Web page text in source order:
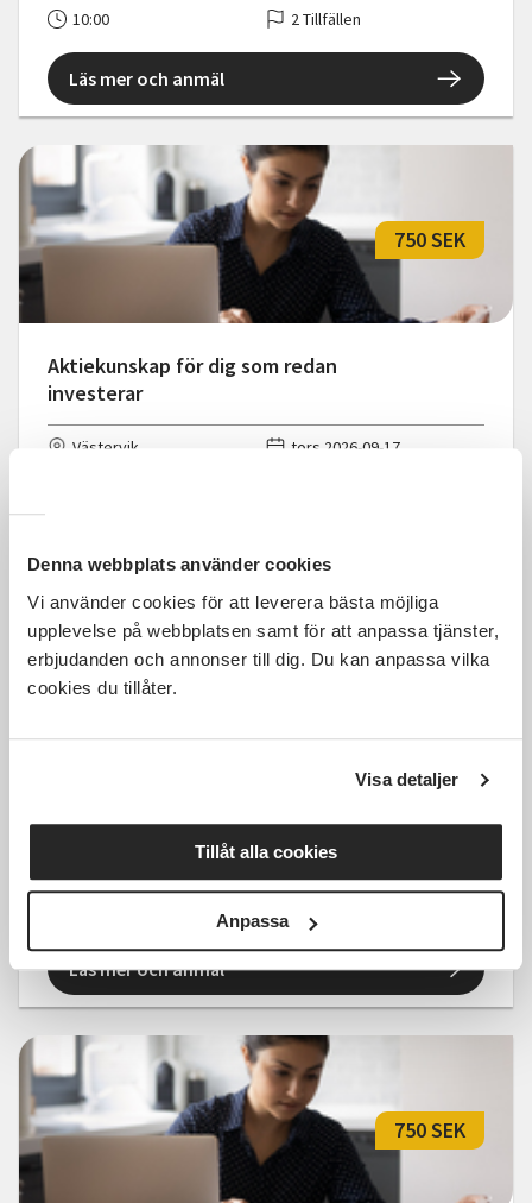
Denna webbplats använder cookies
Vi använder cookies för att leverera bästa möjliga
upplevelse på webbplatsen samt för att anpassa tjänster,
erbjudanden och annonser till dig. Du kan anpassa vilka
cookies du tillåter.
Visa detaljer
Tillåt alla cookies
Anpassa
10:00
2 Tillfällen
Läs mer och anmäl
Aktiekunskap för dig som redan
investerar
750 SEK
Västervik
tors 2026-09-17
Starta eget i praktik och teori
Stockholm
lör 2026-09-19
Läs mer och anmäl
750 SEK